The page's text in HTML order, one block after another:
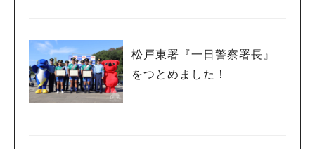
松戸東署『一日警察署長』
をつとめました！